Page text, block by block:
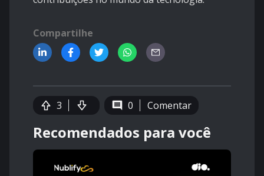
Compartilhe
3 0 Comentar
Recomendados para você